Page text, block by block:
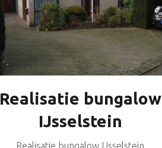
Realisatie bungalow
IJsselstein
Realisatie bungalow IJsselstein